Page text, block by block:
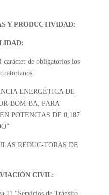
Y PRODUCTIVIDAD:
carácter de obligatorios los
ENERGÉTICA DE
BOM-BA, PARA
POTENCIAS DE 0,187
REDUC-TORAS DE
CIVIL: